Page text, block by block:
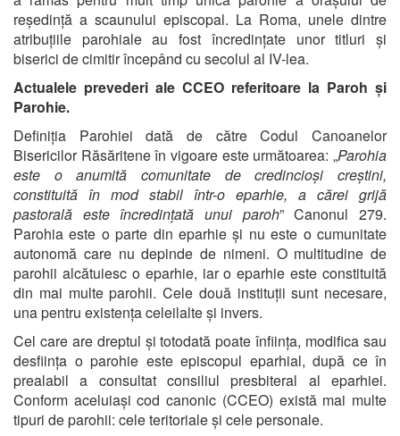
reședință a scaunului episcopal. La Roma, unele dintre
atribuțiile parohiale au fost încredințate unor titluri și
biserici de cimitir începând cu secolul al IV-lea.
Actualele prevederi ale CCEO referitoare la Paroh și
Parohie.
Definiția Parohiei dată de către Codul Canoanelor
Bisericilor Răsăritene în vigoare este următoarea: „Parohia
este o anumită comunitate de credincioși creștini,
constituită în mod stabil într-o eparhie, a cărei grijă
pastorală este încredințată unui paroh” Canonul 279.
Parohia este o parte din eparhie și nu este o cumunitate
autonomă care nu depinde de nimeni. O multitudine de
parohii alcătuiesc o eparhie, iar o eparhie este constituită
din mai multe parohii. Cele două instituții sunt necesare,
una pentru existența celeilalte și invers.
Cel care are dreptul și totodată poate înființa, modifica sau
desființa o parohie este episcopul eparhial, după ce în
prealabil a consultat consiliul presbiteral al eparhiei.
Conform aceluiași cod canonic (CCEO) există mai multe
tipuri de parohii: cele teritoriale și cele personale.